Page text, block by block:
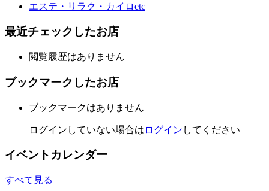
エステ・リラク・カイロetc
最近チェックしたお店
閲覧履歴はありません
ブックマークしたお店
ブックマークはありません
ログインしていない場合は ログイン してください
イベントカレンダー
すべて見る